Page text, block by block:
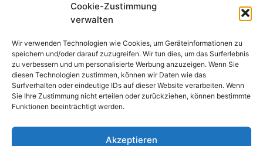
Cookie-Zustimmung
verwalten
Wir verwenden Technologien wie Cookies, um Geräteinformationen zu
speichern und/oder darauf zuzugreifen. Wir tun dies, um das Surferlebnis
zu verbessern und um personalisierte Werbung anzuzeigen. Wenn Sie
diesen Technologien zustimmen, können wir Daten wie das
Surfverhalten oder eindeutige IDs auf dieser Website verarbeiten. Wenn
Sie Ihre Zustimmung nicht erteilen oder zurückziehen, können bestimmte
Funktionen beeinträchtigt werden.
Akzeptieren
Copyright © 2026 Niedrigenergie Forum - Energielexikon
Impressum
Datenschutzerklärung